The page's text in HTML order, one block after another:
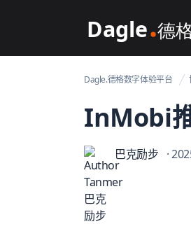
Dagle@数字体验管理
Dagle.德格数字体验平台
InMobi
巴克励步 ·